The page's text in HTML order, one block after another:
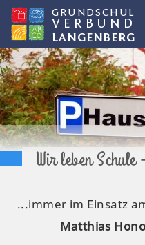
GRUNDSCHUL
VERBUND
LANGENBERG
Wir leben Schule
...immer im Einsatz
Matthias